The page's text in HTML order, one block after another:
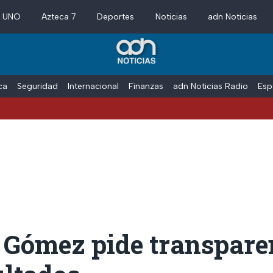
Azteca 7 Deportes Noticias adn Noticias
Seguridad Internacional Finanzas adn Noticias Radio
pide